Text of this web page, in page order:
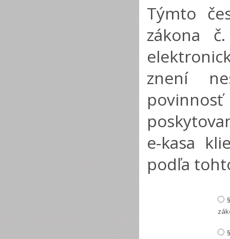
Týmto
zákona
znení
e-kasa
podľa